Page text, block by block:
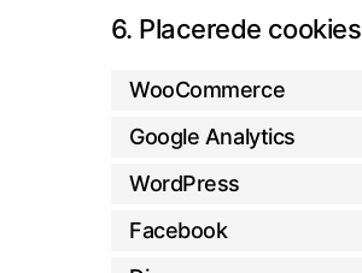
6. Placerede cookies
WooCommerce
Google Analytics
WordPress
Facebook